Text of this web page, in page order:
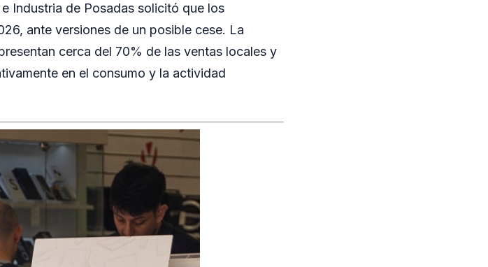
Industria de Posadas solicitó que los
ante versiones de un posible cese. La
cerca del 70% de las ventas locales y
en el consumo y la actividad